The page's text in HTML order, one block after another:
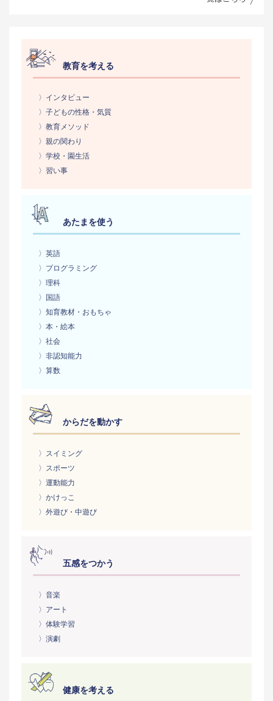
教育を考える
〉インタビュー
〉子どもの性格・気質
〉教育メソッド
〉親の関わり
〉学校・園生活
〉習い事
あたまを使う
〉英語
〉プログラミング
〉理科
〉国語
〉知育教材・おもちゃ
〉本・絵本
〉社会
〉非認知能力
〉算数
からだを動かす
〉スイミング
〉スポーツ
〉運動能力
〉かけっこ
〉外遊び・中遊び
五感をつかう
〉音楽
〉アート
〉体験学習
〉演劇
健康を考える